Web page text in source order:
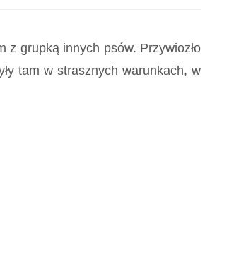
z grupką innych psów. Przywiozło
tam w strasznych warunkach, w